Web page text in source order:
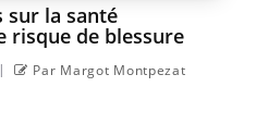
sur la santé
risque de blessure
| Par Margot Montpezat